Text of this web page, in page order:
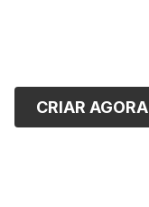
CRIAR AGORA